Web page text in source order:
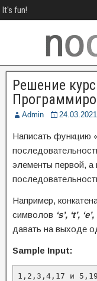
It's fun!
Решение
Admin 24.03.2021
Написать функцию
элементы первой,
Например,
символов ‘s’, ‘t’,
давать на выходе
Sample Input:
1,2,3,4,17 и